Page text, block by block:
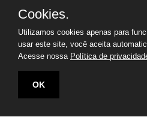
radar das empresas
Cookies.
Utilizamos cookies apenas para
usar este site, você aceita
Acesse nossa Política de
OK